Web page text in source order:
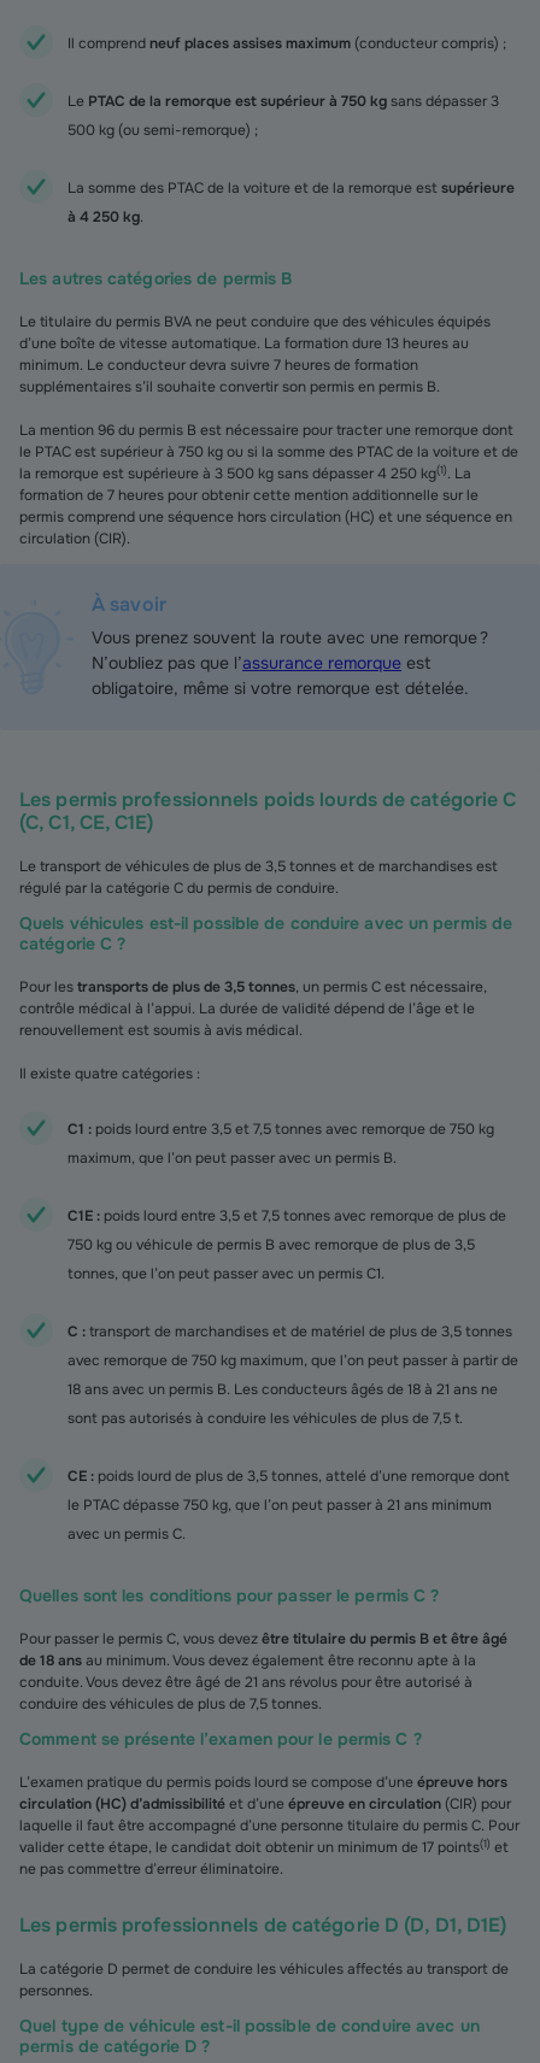
Il comprendneuf places assises maximum (conducteur compris) ;
Le PTAC de la remorque est supérieur à 750 kgsans dépasser 3
500 kg (ou semi-remorque) ;
La somme des PTAC de la voiture et de la remorque estsupérieure
à 4 250 kg.
Les autres catégories de permis B
Le titulaire du permis BVA ne peut conduire que des véhicules équipés
d’une boîte de vitesse automatique. La formation dure 13 heures au
minimum. Le conducteur devra suivre 7 heures de formation
supplémentaires s’il souhaite convertir son permis en permis B.
La mention 96 du permis B est nécessaire pour tracter une remorque dont
le PTAC est supérieur à 750 kg ou si la somme des PTAC de la voiture et de
la remorque est supérieure à 3 500 kg sans dépasser 4 250 kg(1). La
formation de 7 heures pour obtenir cette mention additionnelle sur le
permis comprend une séquence hors circulation (HC) et une séquence en
circulation (CIR).
À savoir
Vous prenez souvent la route avec une remorque ?
N’oubliez pas que l’assurance remorque est
obligatoire, même si votre remorque est dételée.
Les permis professionnels poids lourds de catégorie C
(C, C1, CE, C1E)
Le transport de véhicules de plus de 3,5 tonnes et de marchandises est
régulé par la catégorie C du permis de conduire.
Quels véhicules est-il possible de conduire avec un permis de
catégorie C ?
Pour lestransports de plus de 3,5 tonnes, un permis C est nécessaire,
contrôle médical à l’appui. La durée de validité dépend de l’âge et le
renouvellement est soumis à avis médical.
Il existe quatre catégories :
C1 : poids lourd entre 3,5 et 7,5 tonnes avec remorque de 750 kg
maximum, que l’on peut passer avec un permis B.
C1E : poids lourd entre 3,5 et 7,5 tonnes avec remorque de plus de
750 kg ou véhicule de permis B avec remorque de plus de 3,5
tonnes, que l’on peut passer avec un permis C1.
C :transport de marchandises et de matériel de plus de 3,5 tonnes
avec remorque de 750 kg maximum, que l’on peut passer à partir de
18 ans avec un permis B. Les conducteurs âgés de 18 à 21 ans ne
sont pas autorisés à conduire les véhicules de plus de 7,5 t.
CE : poids lourd de plus de 3,5 tonnes, attelé d’une remorque dont
le PTAC dépasse 750 kg, que l’on peut passer à 21 ans minimum
avec un permis C.
Quelles sont les conditions pour passer le permis C ?
Pour passer le permis C, vous devezêtre titulaire du permis B et être âgé
de 18 ansau minimum. Vous devez également être reconnu apte à la
conduite. Vous devez être âgé de 21 ans révolus pour être autorisé à
conduire des véhicules de plus de 7,5 tonnes.
Comment se présente l’examen pour le permis C ?
L’examen pratique du permis poids lourd se compose d’uneépreuve hors
circulation (HC) d’admissibilitéet d’uneépreuve en circulation (CIR) pour
laquelle il faut être accompagné d’une personne titulaire du permis C. Pour
valider cette étape, le candidat doit obtenir un minimum de 17 points(1) et
ne pas commettre d’erreur éliminatoire.
Les permis professionnels de catégorie D (D, D1, D1E)
La catégorie D permet de conduire les véhicules affectés au transport de
personnes.
Quel type de véhicule est-il possible de conduire avec un
permis de catégorie D ?